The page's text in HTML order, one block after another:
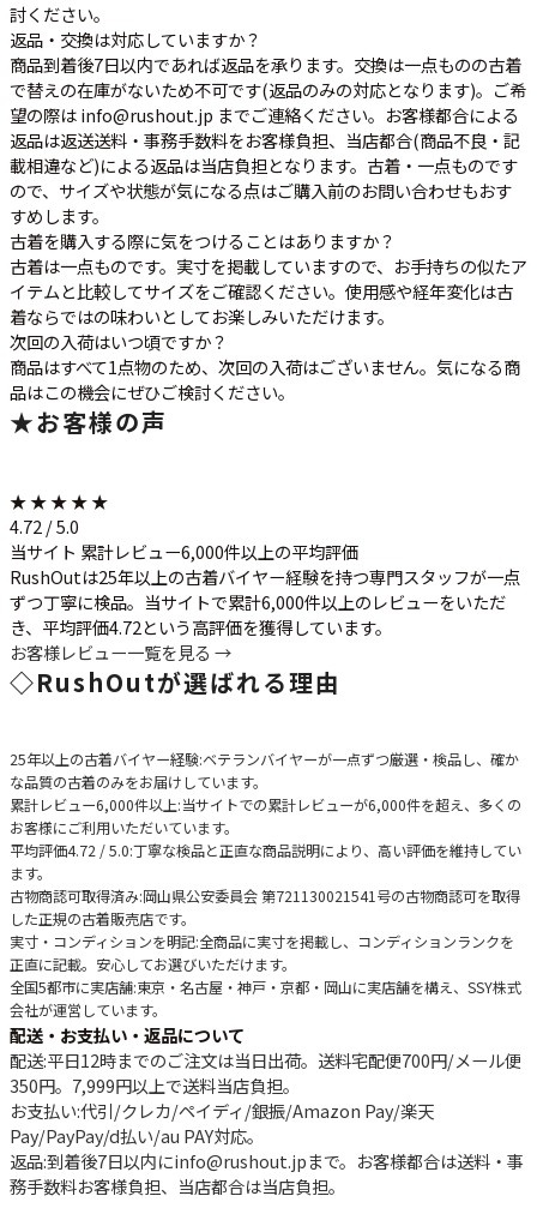
討ください。
返品・交換は対応していますか？
商品到着後7日以内であれば返品を承ります。交換は一点ものの古着
で替えの在庫がないため不可です(返品のみの対応となります)。ご希
望の際は info@rushout.jp までご連絡ください。お客様都合による
返品は返送送料・事務手数料をお客様負担、当店都合(商品不良・記
載相違など)による返品は当店負担となります。古着・一点ものです
ので、サイズや状態が気になる点はご購入前のお問い合わせもおす
すめします。
古着を購入する際に気をつけることはありますか？
古着は一点ものです。実寸を掲載していますので、お手持ちの似たア
イテムと比較してサイズをご確認ください。使用感や経年変化は古
着ならではの味わいとしてお楽しみいただけます。
次回の入荷はいつ頃ですか？
商品はすべて1点物のため、次回の入荷はございません。気になる商
品はこの機会にぜひご検討ください。
★お客様の声
★ ★ ★ ★ ★
4.72 / 5.0
当サイト 累計レビュー6,000件以上の平均評価
RushOutは25年以上の古着バイヤー経験を持つ専門スタッフが一点
ずつ丁寧に検品。当サイトで累計6,000件以上のレビューをいただ
き、平均評価4.72という高評価を獲得しています。
お客様レビュー一覧を見る →
◇RushOutが選ばれる理由
25年以上の古着バイヤー経験:ベテランバイヤーが一点ずつ厳選・検品し、確か
な品質の古着のみをお届けしています。
累計レビュー6,000件以上:当サイトでの累計レビューが6,000件を超え、多くの
お客様にご利用いただいています。
平均評価4.72 / 5.0:丁寧な検品と正直な商品説明により、高い評価を維持してい
ます。
古物商認可取得済み:岡山県公安委員会 第721130021541号の古物商認可を取得
した正規の古着販売店です。
実寸・コンディションを明記:全商品に実寸を掲載し、コンディションランクを
正直に記載。安心してお選びいただけます。
全国5都市に実店舗:東京・名古屋・神戸・京都・岡山に実店舗を構え、SSY株式
会社が運営しています。
配送・お支払い・返品について
配送:平日12時までのご注文は当日出荷。送料宅配便700円/メール便
350円。 7,999円以上で送料当店負担。
お支払い:代引/クレカ/ペイディ/銀振/Amazon Pay/楽天
Pay/PayPay/d払い/au PAY対応。
返品:到着後7日以内にinfo@rushout.jpまで。お客様都合は送料・事
務手数料お客様負担、当店都合は当店負担。